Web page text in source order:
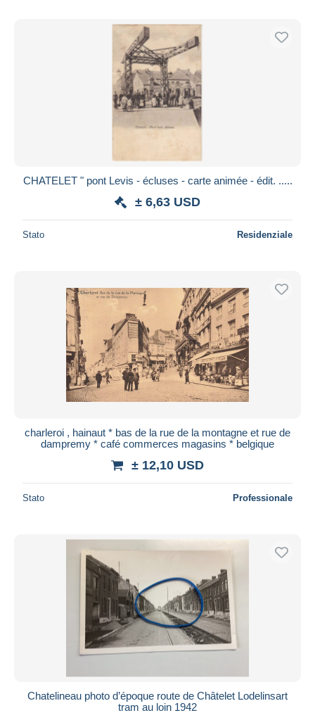
CHATELET " pont Levis - écluses - carte animée - édit. .....
± 6,63 USD
Stato Residenziale
charleroi , hainaut * bas de la rue de la montagne et rue de
dampremy * café commerces magasins * belgique
± 12,10 USD
Stato Professionale
Chatelineau photo d’époque route de Châtelet Lodelinsart
tram au loin 1942